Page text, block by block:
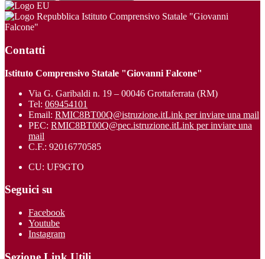
Istituto Comprensivo Statale "Giovanni
Falcone"
Contatti
Istituto Comprensivo Statale "Giovanni Falcone"
Via G. Garibaldi n. 19 – 00046 Grottaferrata (RM)
Tel: 069454101
Email: RMIC8BT00Q@istruzione.itLink per inviare una mail
PEC: RMIC8BT00Q@pec.istruzione.itLink per inviare una
mail
C.F.: 92016770585
CU: UF9GTO
Seguici su
Facebook
Youtube
Instagram